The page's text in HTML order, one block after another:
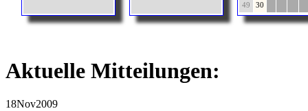
49
30
Aktuelle Mitteilungen:
18Nov2009